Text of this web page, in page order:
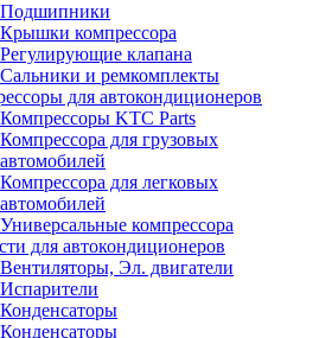
Подшипники
Крышки компрессора
Регулирующие клапана
Сальники и ремкомплекты
для автокондиционеров
Компрессоры KTC Parts
Компрессора для грузовых
автомобилей
Компрессора для легковых
автомобилей
Универсальные компрессора
для автокондиционеров
Вентиляторы, Эл. двигатели
Испарители
Конденсаторы
Конденсаторы